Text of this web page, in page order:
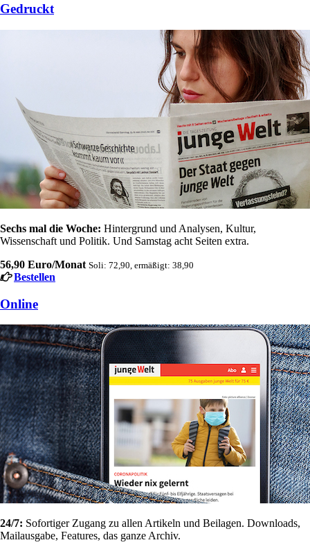
Gedruckt
Sechs mal die Woche: Hintergrund und Analysen, Kultur,
Wissenschaft und Politik. Und Samstag acht Seiten extra.
56,90 Euro/Monat Soli: 72,90, ermäßigt: 38,90
Bestellen
Online
24/7: Sofortiger Zugang zu allen Artikeln und Beilagen. Downloads,
Mailausgabe, Features, das ganze Archiv.